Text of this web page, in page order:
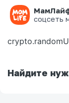
соцсеть
Ошибка
Найдите